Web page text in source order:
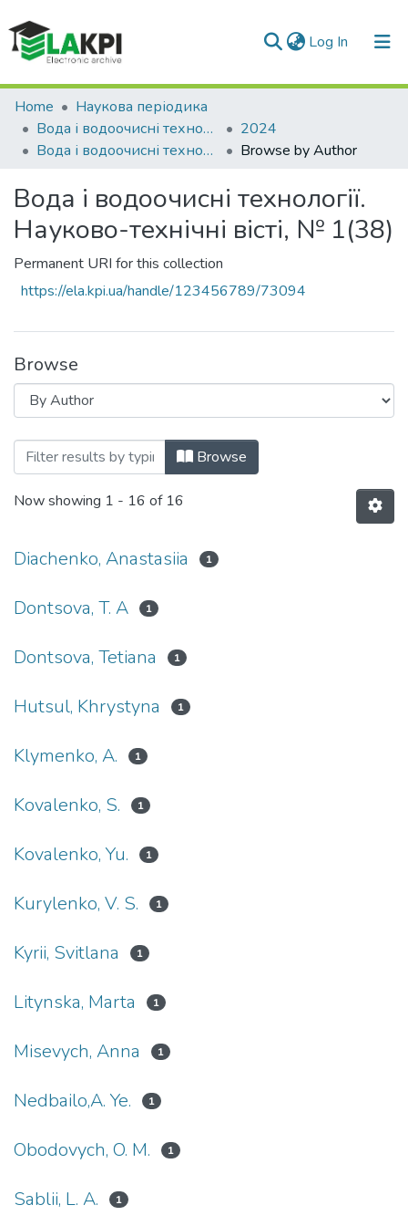
Log In (current)
Communities & Collections
All of DSpace
Home
Наукова періодика
Вода і водоочисні технології. Науково-технічні вісті
2024
Вода і водоочисні технології. Науково-технічні вісті, № 1(38)
Browse by Author
Вода і водоочисні технології.
Науково-технічні вісті, № 1(38)
Permanent URI for this collection
https://ela.kpi.ua/handle/123456789/73094
Browse
Browsing Вода і водоочисні
Browse
Now showing 1 - 16 of 16
Diachenko, Anastasiia 1
Dontsova, T. A 1
Dontsova, Tetiana 1
Hutsul, Khrystyna 1
Klymenko, A. 1
Kovalenko, S. 1
Kovalenko, Yu. 1
Kurylenko, V. S. 1
Kyrii, Svitlana 1
Litynska, Marta 1
Misevych, Anna 1
Nedbailo,A. Ye. 1
Obodovych, O. M. 1
Sablii, L. A. 1